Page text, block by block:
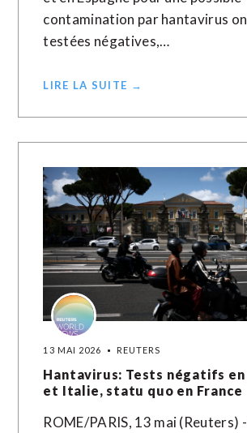
contamination par hantavirus
testées négatives,…
LIRE LA SUITE →
13 MAI 2026 REUTERS
Hantavirus: Tests négatifs en
et Italie, statu quo en France
ROME/PARIS, 13 mai (Reuters)